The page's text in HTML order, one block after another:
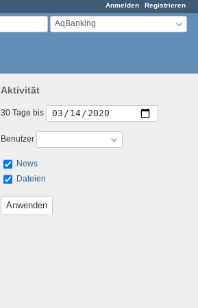
Anmelden Registrieren
AqBanking
Aktivität
30 Tage bis
Benutzer
News
Dateien